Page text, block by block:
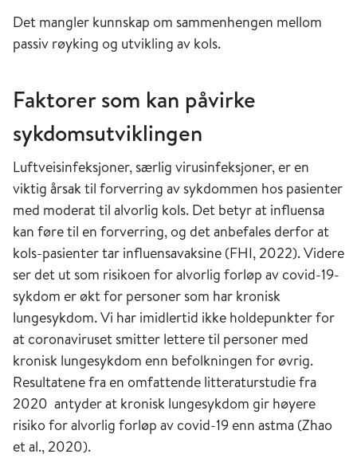
Det mangler kunnskap om sammenhengen mellom
passiv røyking og utvikling av kols.
Faktorer som kan påvirke
sykdomsutviklingen
Luftveisinfeksjoner, særlig virusinfeksjoner, er en
viktig årsak til forverring av sykdommen hos pasienter
med moderat til alvorlig kols. Det betyr at influensa
kan føre til en forverring, og det anbefales derfor at
kols-pasienter tar influensavaksine (FHI, 2022). Videre
ser det ut som risikoen for alvorlig forløp av covid-19-
sykdom er økt for personer som har kronisk
lungesykdom. Vi har imidlertid ikke holdepunkter for
at coronaviruset smitter lettere til personer med
kronisk lungesykdom enn befolkningen for øvrig.
Resultatene fra en omfattende litteraturstudie fra
2020 antyder at kronisk lungesykdom gir høyere
risiko for alvorlig forløp av covid-19 enn astma (Zhao
et al., 2020).